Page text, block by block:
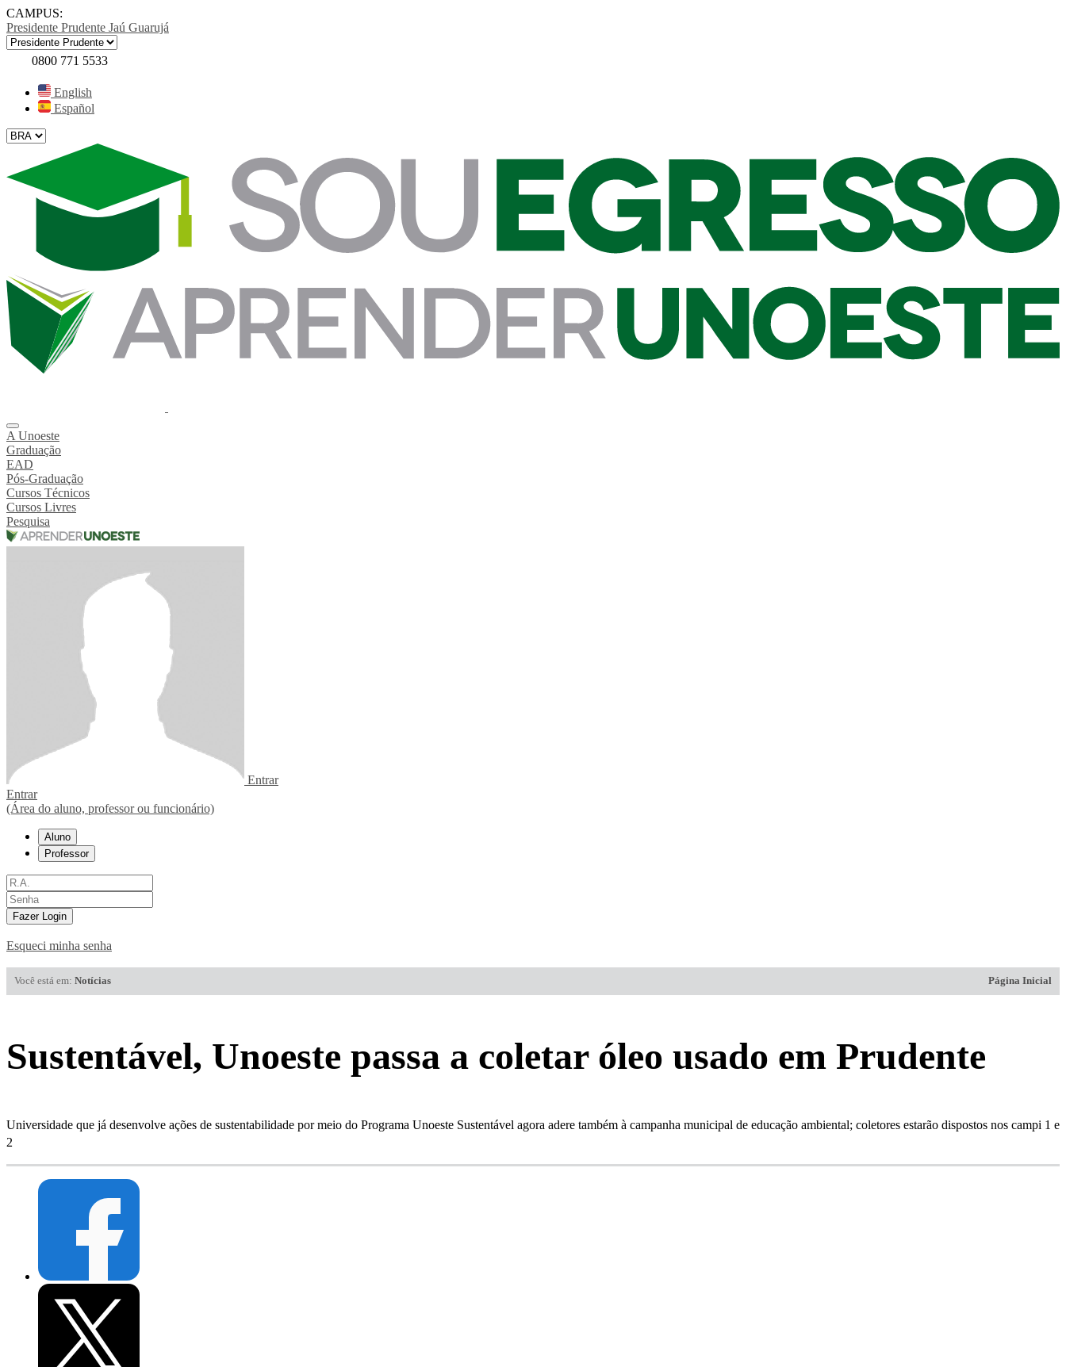
CAMPUS:
Presidente Prudente Jaú Guarujá
0800 771 5533
English
Español
A Unoeste
Graduação
EAD
Pós-Graduação
Cursos Técnicos
Cursos Livres
Pesquisa
Entrar
Entrar
(Área do aluno, professor ou funcionário)
Aluno
Professor
Fazer Login
Esqueci minha senha
Você está em: Notícias Página Inicial
Sustentável, Unoeste passa a coletar óleo usado em Prudente
Universidade que já desenvolve ações de sustentabilidade por meio do Programa Unoeste Sustentável agora adere também à campanha municipal de educação ambiental; coletores estarão dispostos nos campi 1 e
2